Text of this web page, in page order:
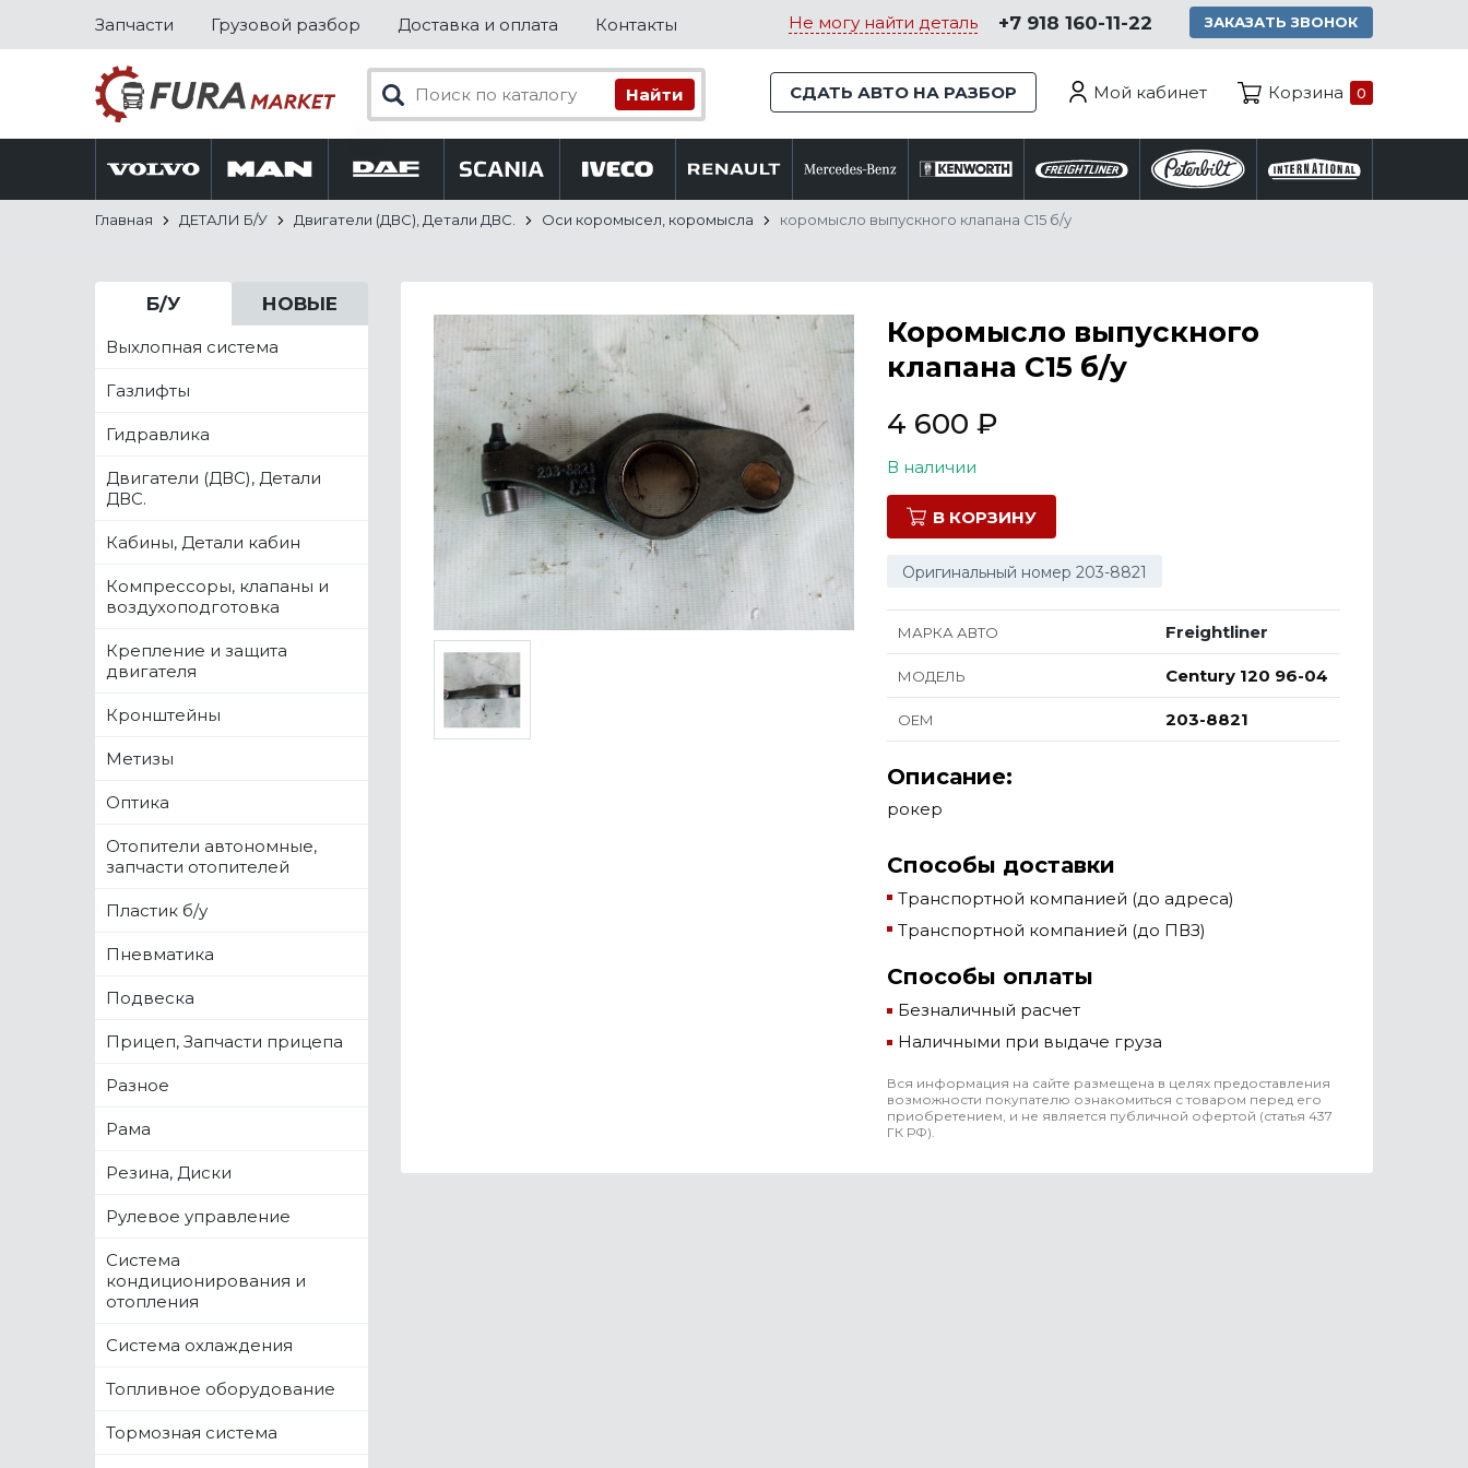
Запчасти Грузовой разбор Доставка и оплата Контакты Не могу найти деталь +7 918 160-11-22 ЗАКАЗАТЬ ЗВОНОК
СДАТЬ АВТО НА РАЗБОР Мой кабинет Корзина 0
Главная ДЕТАЛИ Б/У Двигатели (ДВС), Детали ДВС. Оси коромысел, коромысла коромысло выпускного клапана C15 б/у
Б/У НОВЫЕ
Выхлопная система
Газлифты
Гидравлика
Двигатели (ДВС), Детали
ДВС.
Кабины, Детали кабин
Компрессоры, клапаны и
воздухоподготовка
Крепление и защита
двигателя
Кронштейны
Метизы
Оптика
Отопители автономные,
запчасти отопителей
Пластик б/у
Пневматика
Подвеска
Прицеп, Запчасти прицепа
Разное
Рама
Резина, Диски
Рулевое управление
Система
кондиционирования и
отопления
Система охлаждения
Топливное оборудование
Тормозная система
Коромысло выпускного
клапана C15 б/у
4 600 ₽
В наличии
В КОРЗИНУ
Оригинальный номер 203-8821
МАРКА АВТО Freightliner
МОДЕЛЬ Century 120 96-04
ОЕМ 203-8821
Описание:
рокер
Способы доставки
Транспортной компанией (до адреса)
Транспортной компанией (до ПВЗ)
Способы оплаты
Безналичный расчет
Наличными при выдаче груза
Вся информация на сайте размещена в целях предоставления
возможности покупателю ознакомиться с товаром перед его
приобретением, и не является публичной офертой (статья 437
ГК РФ).